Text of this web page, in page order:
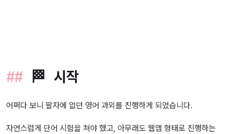
🏁 시작
어쩌다 보니 팔자에 없던 영어 과외를 진행하게 되었습니다.
자연스럽게 단어 시험을 쳐야 했고, 아무래도 웹앱 형태로 진행하는